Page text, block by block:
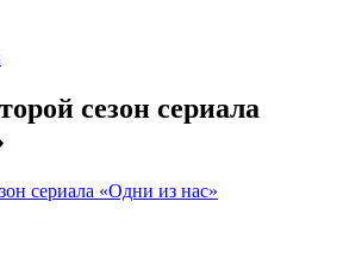
сезон сериала
сериала «Одни из нас»